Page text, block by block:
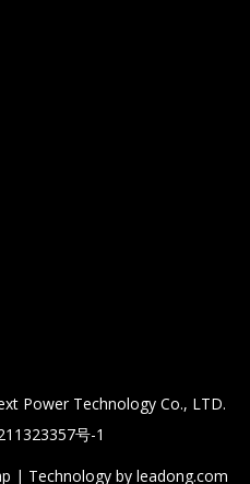
Power Technology Co., LTD.
号-1
| Technology by leadong.com